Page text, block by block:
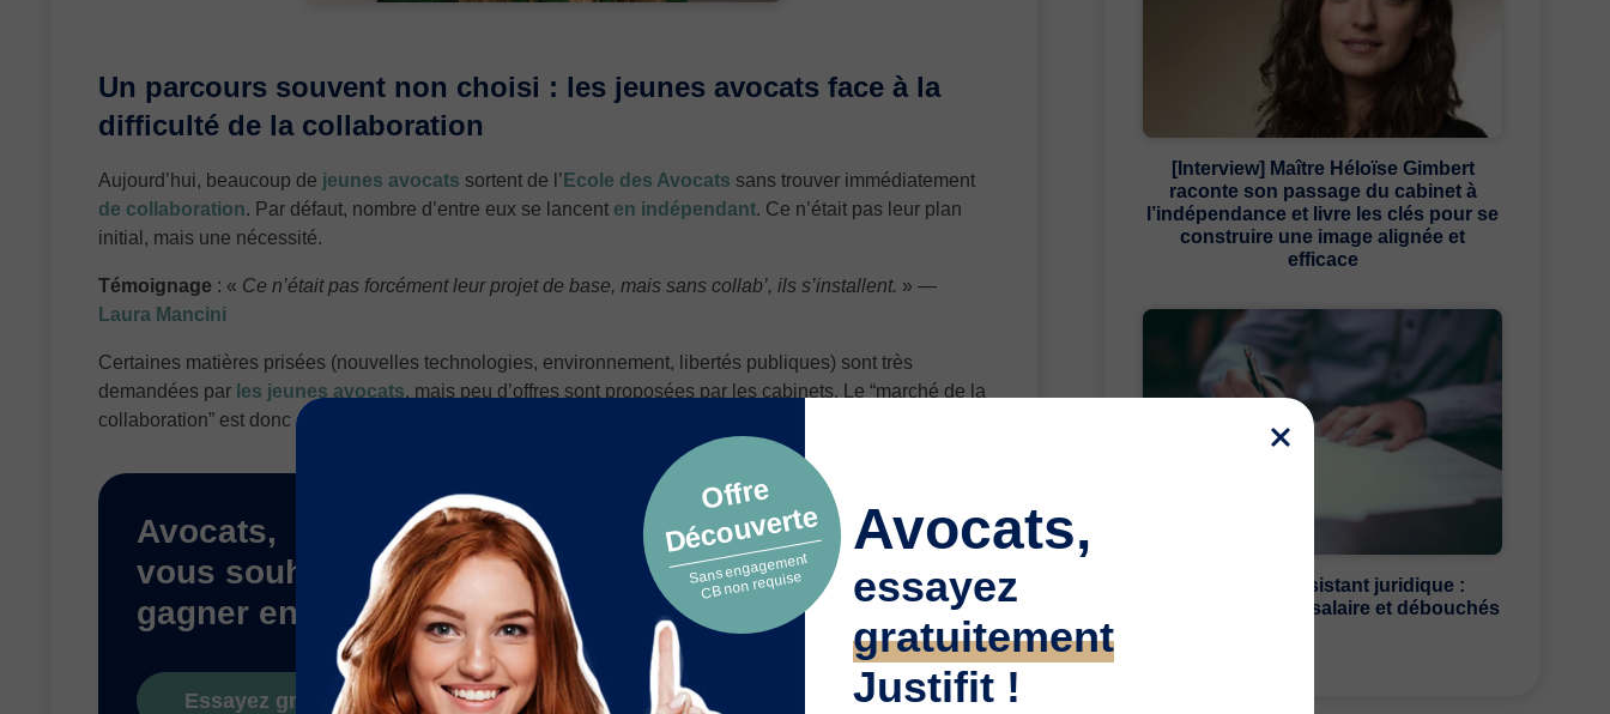
Un parcours souvent non choisi : les jeunes avocats face à la
difficulté de la collaboration
Aujourd’hui, beaucoup de jeunes avocats sortent de l’ Ecole des Avocats sans trouver immédiatement
de collaboration. Par défaut, nombre d’entre eux se lancent en indépendant. Ce n’était pas leur plan
initial, mais une nécessité.
Témoignage : « Ce n’était pas forcément leur projet de base, mais sans collab’, ils s’installent. » —
Laura Mancini
Certaines matières prisées (nouvelles technologies, environnement, libertés publiques) sont très
demandées par les jeunes avocats, mais peu d’offres sont proposées par les cabinets. Le “marché de la
collaboration” est donc déséquilibré.
Avocats,
vous souhaitez
gagner en visibilité ?
Essayez gratuitement Justifit
[Interview] Maître Héloïse Gimbert
raconte son passage du cabinet à
l’indépendance et livre les clés pour se
construire une image alignée et
efficace
Le métier d’assistant juridique :
missions, études, salaire et débouchés
Offre
Découverte
Sans engagement
CB non requise
Avocats,
essayez
gratuitement
Justifit !